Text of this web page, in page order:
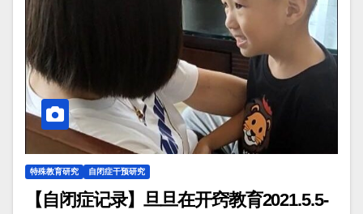
特殊教育研究 自闭症干预研究
【自闭症记录】旦旦在开窍教育2021.5.5-